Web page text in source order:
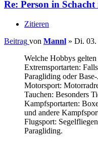
Re: Person in
Zitieren
Beitrag von Mannl » Di. 03.
Welche Hobbys
Extremsportarten:
Paragliding oder
Motorsport:
Tauchen: Besonders
Kampfsportarten:
und andere
Flugsport:
Paragliding.